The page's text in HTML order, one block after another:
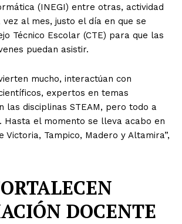
(INEGI) entre otras, actividad
vez al mes, justo el día en que se
Técnico Escolar (CTE) para que las
puedan asistir.
mucho, interactúan con
expertos en temas
las disciplinas STEAM, pero todo a
Hasta el momento se lleva acabo en
Victoria, Tampico, Madero y Altamira”,
DOCENTE